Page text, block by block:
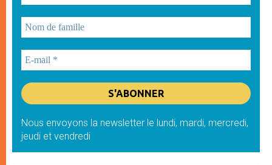
Nous envoyons la newsletter le lundi, mardi, mercredi,
jeudi et vendredi